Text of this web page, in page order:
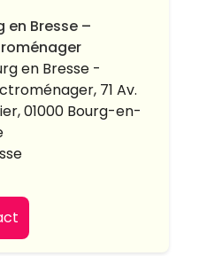
en Bresse –
en Bresse -
71 Av.
01000 Bourg-en-